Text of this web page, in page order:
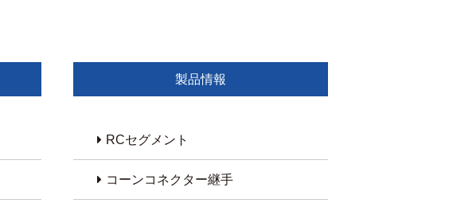
製品情報
RCセグメント
コーンコネクター継手